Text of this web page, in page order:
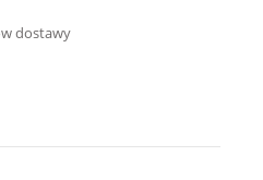
dostawy